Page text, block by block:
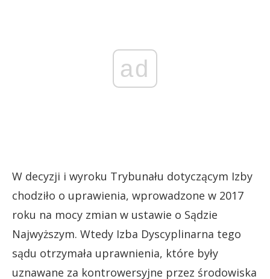
ad
W decyzji i wyroku Trybunału dotyczącym Izby
chodziło o uprawienia, wprowadzone w 2017
roku na mocy zmian w ustawie o Sądzie
Najwyższym. Wtedy Izba Dyscyplinarna tego
sądu otrzymała uprawnienia, które były
uznawane za kontrowersyjne przez środowiska